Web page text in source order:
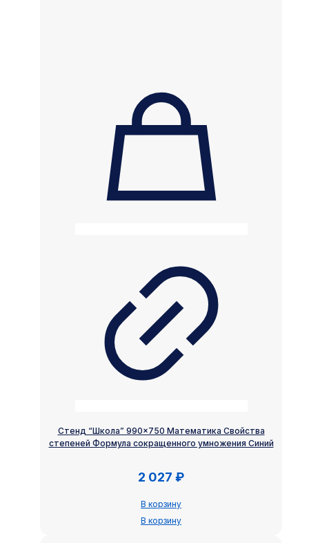
Стенд “Школа” 990×750 Математика Свойства
степеней Формула сокращенного умножения Синий
2 027 ₽
В корзину
В корзину